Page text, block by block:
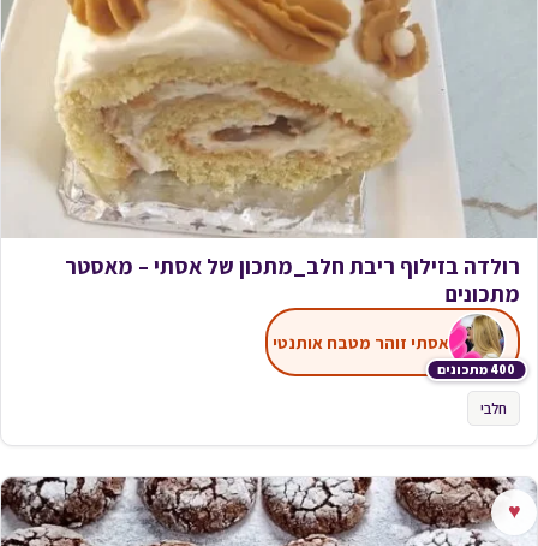
רולדה בזילוף ריבת חלב_מתכון של אסתי – מאסטר
מתכונים
400 מתכונים
אסתי זוהר מטבח אותנטי
חלבי
♥